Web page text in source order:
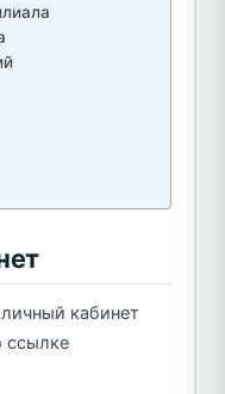
кабинет
ссылке